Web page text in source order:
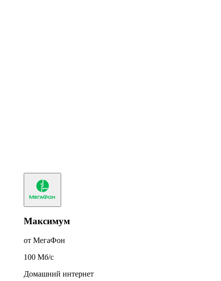
Максимум
от МегаФон
100 Мб/c
Домашний интернет